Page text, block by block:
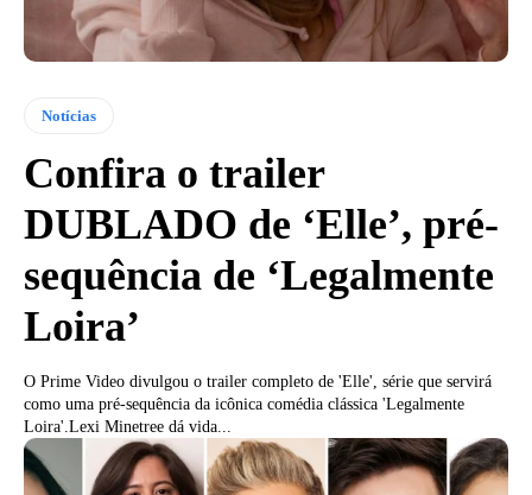
Notícias
Confira o trailer
DUBLADO de ‘Elle’, pré-
sequência de ‘Legalmente
Loira’
O Prime Video divulgou o trailer completo de 'Elle', série que servirá
como uma pré-sequência da icônica comédia clássica 'Legalmente
Loira'.Lexi Minetree dá vida...